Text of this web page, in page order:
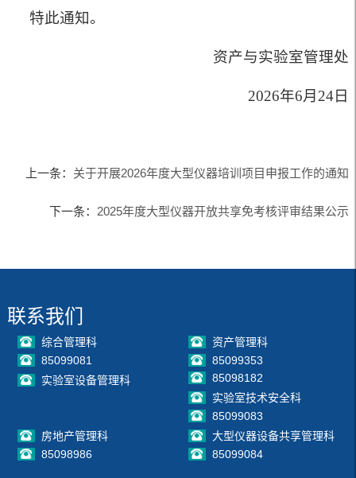
特此通知。
资产与实验室管理处
2026年6月 24日
上一条： 关于开展2026年度大型仪器培训项目申报工作的通知
下一条： 2025年度大型仪器开放共享免考核评审结果公示
联系我们
综合管理科
85099081
资产管理科
85099353
实验室设备管理科
85098182
实验室技术安全科
85099083
房地产管理科
85098986
大型仪器设备共享管理科
85099084